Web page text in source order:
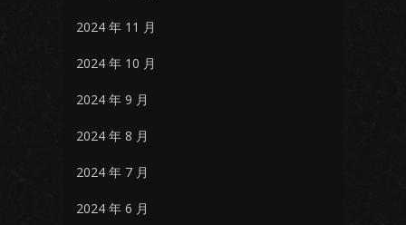
2024 年 11 月
2024 年 10 月
2024 年 9 月
2024 年 8 月
2024 年 7 月
2024 年 6 月